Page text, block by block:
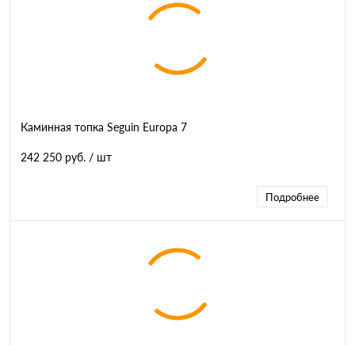
Каминная топка Seguin Europa 7
242 250 руб. / шт
Подробнее